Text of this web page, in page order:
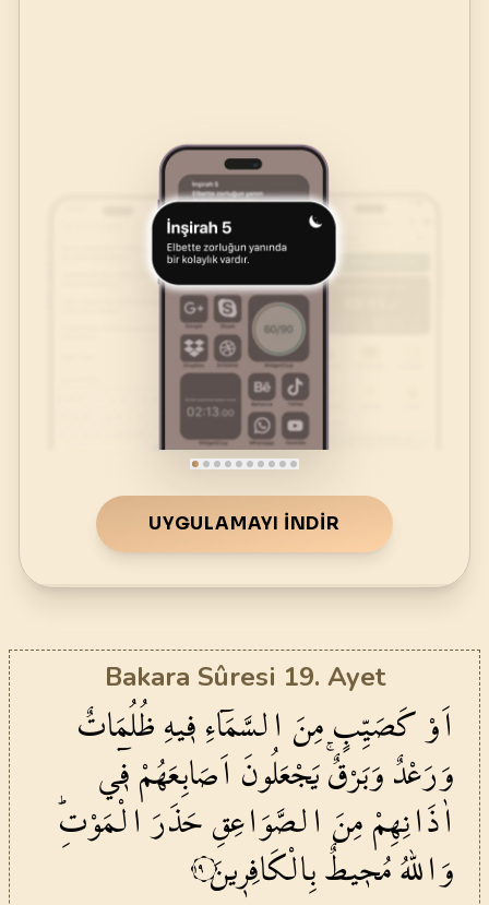
UYGULAMAYI İNDIR
Bakara Sûresi 19. Ayet
اَوْكَصَيِّبٍمِنَ السَّمَٓاءِف۪يهِظُلُمَاتٌ
وَرَعْدٌوَبَرْقٌۚيَجْعَلُونَ اَصَابِعَهُمْف۪ٓي
اٰذَانِهِمْمِنَ الصَّوَاعِقِحَذَرَالْمَوْتِۜ
وَاللّٰهُمُح۪يطٌبِالْكَافِر۪ينَ١٩